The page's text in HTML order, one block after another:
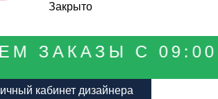
ЗАКАЗЫ С
кабинет дизайнера
Закрыто